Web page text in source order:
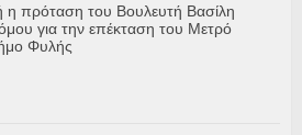
η πρόταση του Βουλευτή Βασίλη
για την επέκταση του Μετρό
Φυλής